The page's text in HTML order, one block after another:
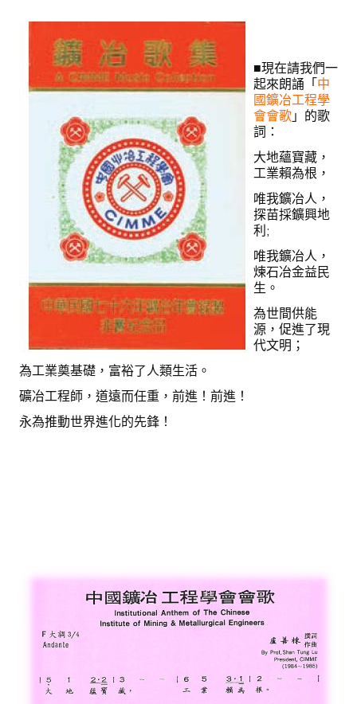
學生獎勵金申請辦法
盧善棟獎學金評選辦法
鑛冶期刊徵稿
鑛冶論文獎初選作業細則
鑛冶論文獎複審作業細則
獎章委員會簡則
傑出服務貢獻獎設置辦法
學會章程
會員代表選舉辦法
追憶盧善棟前理事長
學會獎項
歷年論文獎得獎人
歷年傑出服務貢獻獎得獎人
■現在請我們一
起來朗誦「中
國鑛冶工程學
會會歌 」的歌
詞：
大地蘊寶藏，
工業賴為根，
唯我鑛冶人，
探苗採鑛興地
利;
唯我鑛冶人，
煉石冶金益民
生。
為世間供能
源，促進了現
代文明；
為工業奠基礎，富裕了人類生活。
礦冶工程師，道遠而任重，前進！前進！
永為推動世界進化的先鋒！